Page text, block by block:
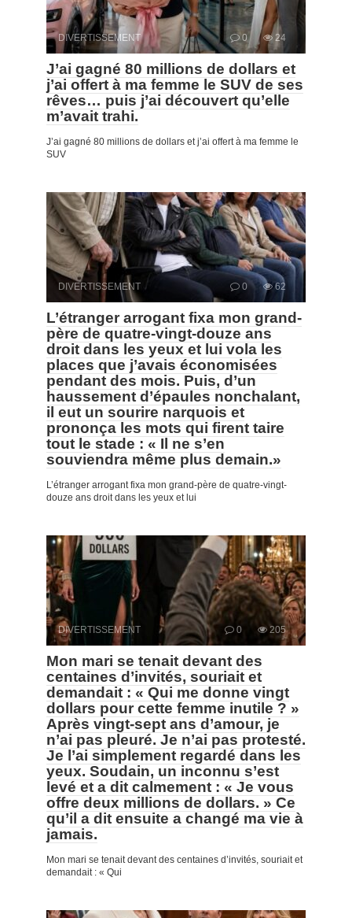
DIVERTISSEMENT 0 24
J’ai gagné 80 millions de dollars et
j’ai offert à ma femme le SUV de ses
rêves… puis j’ai découvert qu’elle
m’avait trahi.
J’ai gagné 80 millions de dollars et j’ai offert à ma femme le
SUV
DIVERTISSEMENT 0 62
L’étranger arrogant fixa mon grand-
père de quatre-vingt-douze ans
droit dans les yeux et lui vola les
places que j’avais économisées
pendant des mois. Puis, d’un
haussement d’épaules nonchalant,
il eut un sourire narquois et
prononça les mots qui firent taire
tout le stade : « Il ne s’en
souviendra même plus demain.»
L’étranger arrogant fixa mon grand-père de quatre-vingt-
douze ans droit dans les yeux et lui
DIVERTISSEMENT 0 205
Mon mari se tenait devant des
centaines d’invités, souriait et
demandait : « Qui me donne vingt
dollars pour cette femme inutile ? »
Après vingt-sept ans d’amour, je
n’ai pas pleuré. Je n’ai pas protesté.
Je l’ai simplement regardé dans les
yeux. Soudain, un inconnu s’est
levé et a dit calmement : « Je vous
offre deux millions de dollars. » Ce
qu’il a dit ensuite a changé ma vie à
jamais.
Mon mari se tenait devant des centaines d’invités, souriait et
demandait : « Qui